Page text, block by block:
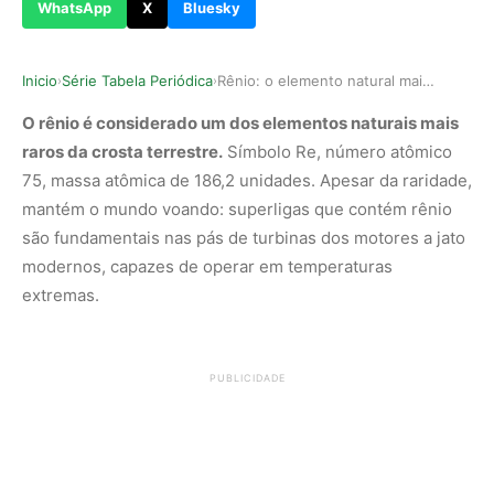
WhatsApp X Bluesky
Inicio›Série Tabela Periódica› Rênio: o elemento natural mais raro da crosta t…
O rênio é considerado um dos elementos naturais mais
raros da crosta terrestre. Símbolo Re, número atômico
75, massa atômica de 186,2 unidades. Apesar da raridade,
mantém o mundo voando: superligas que contém rênio
são fundamentais nas pás de turbinas dos motores a jato
modernos, capazes de operar em temperaturas
extremas.
PUBLICIDADE